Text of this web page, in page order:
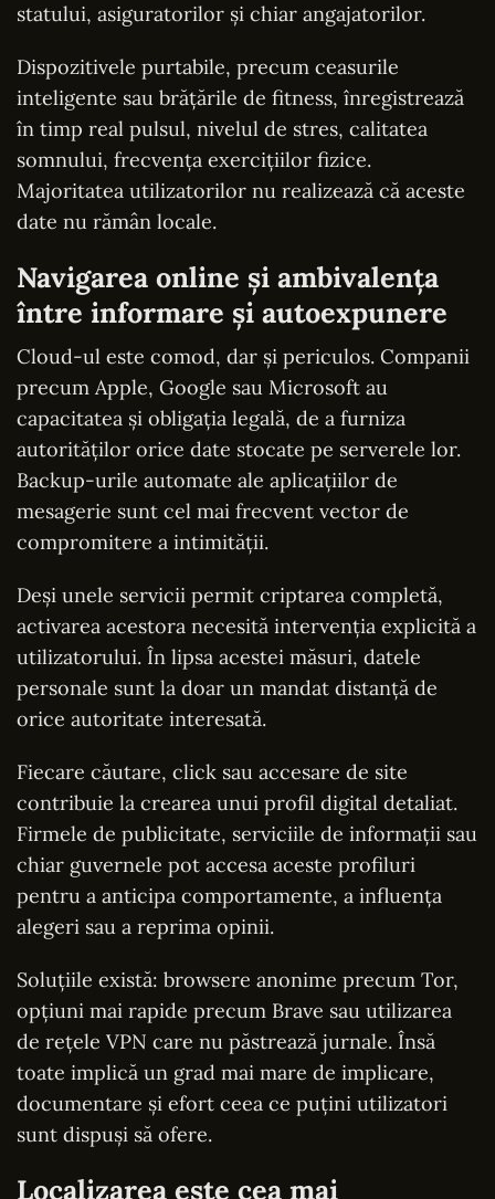
statului, asiguratorilor și chiar angajatorilor.
Dispozitivele purtabile, precum ceasurile
inteligente sau brățările de fitness, înregistrează
în timp real pulsul, nivelul de stres, calitatea
somnului, frecvența exercițiilor fizice.
Majoritatea utilizatorilor nu realizează că aceste
date nu rămân locale.
Navigarea online și ambivalența
între informare și autoexpunere
Cloud-ul este comod, dar și periculos. Companii
precum Apple, Google sau Microsoft au
capacitatea și obligația legală, de a furniza
autorităților orice date stocate pe serverele lor.
Backup-urile automate ale aplicațiilor de
mesagerie sunt cel mai frecvent vector de
compromitere a intimității.
Deși unele servicii permit criptarea completă,
activarea acestora necesită intervenția explicită a
utilizatorului. În lipsa acestei măsuri, datele
personale sunt la doar un mandat distanță de
orice autoritate interesată.
Fiecare căutare, click sau accesare de site
contribuie la crearea unui profil digital detaliat.
Firmele de publicitate, serviciile de informații sau
chiar guvernele pot accesa aceste profiluri
pentru a anticipa comportamente, a influența
alegeri sau a reprima opinii.
Soluțiile există: browsere anonime precum Tor,
opțiuni mai rapide precum Brave sau utilizarea
de rețele VPN care nu păstrează jurnale. Însă
toate implică un grad mai mare de implicare,
documentare și efort ceea ce puțini utilizatori
sunt dispuși să ofere.
Localizarea este cea mai